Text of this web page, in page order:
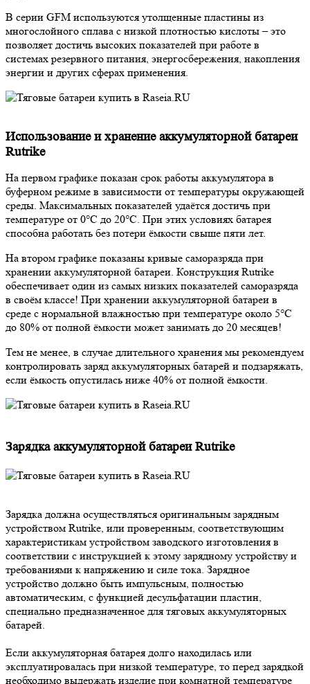
В серии GFM используются утолщенные пластины из
многослойного сплава с низкой плотностью кислоты – это
позволяет достичь высоких показателей при работе в
системах резервного питания, энергосбережения, накопления
энергии и других сферах применения.
Использование и хранение аккумуляторной батареи
Rutrike
На первом графике показан срок работы аккумулятора в
буферном режиме в зависимости от температуры окружающей
среды. Максимальных показателей удаётся достичь при
температуре от 0°С до 20°С. При этих условиях батарея
способна работать без потери ёмкости свыше пяти лет.
На втором графике показаны кривые саморазряда при
хранении аккумуляторной батареи. Конструкция Rutrike
обеспечивает один из самых низких показателей саморазряда
в своём классе! При хранении аккумуляторной батареи в
среде с нормальной влажностью при температуре около 5°С
до 80% от полной ёмкости может занимать до 20 месяцев!
Тем не менее, в случае длительного хранения мы рекомендуем
контролировать заряд аккумуляторных батарей и подзаряжать,
если ёмкость опустилась ниже 40% от полной ёмкости.
Зарядка аккумуляторной батареи Rutrike
Зарядка должна осуществляться оригинальным зарядным
устройством Rutrike, или проверенным, соответствующим
характеристикам устройством заводского изготовления в
соответствии с инструкцией к этому зарядному устройству и
требованиями к напряжению и силе тока. Зарядное
устройство должно быть импульсным, полностью
автоматическим, с функцией десульфатации пластин,
специально предназначенное для тяговых аккумуляторных
батарей.
Если аккумуляторная батарея долго находилась или
эксплуатировалась при низкой температуре, то перед зарядкой
необходимо выдержать изделие при комнатной температуре